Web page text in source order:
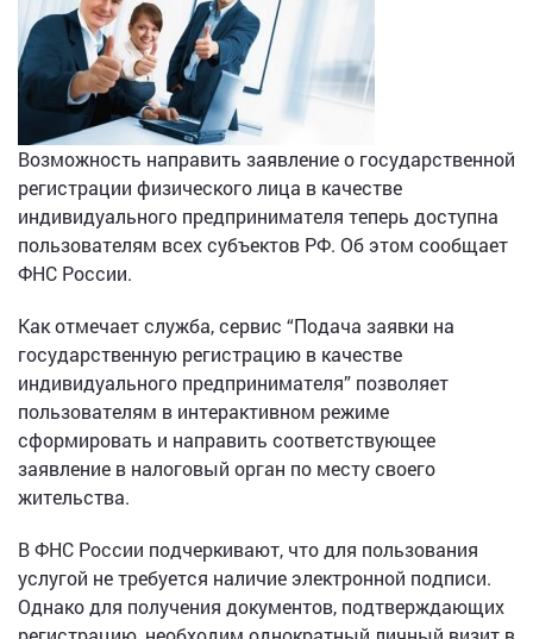
Возможность направить заявление о государственной
регистрации физического лица в качестве
индивидуального предпринимателя теперь доступна
пользователям всех субъектов РФ. Об этом сообщает
ФНС России.
Как отмечает служба, сервис “Подача заявки на
государственную регистрацию в качестве
индивидуального предпринимателя” позволяет
пользователям в интерактивном режиме
сформировать и направить соответствующее
заявление в налоговый орган по месту своего
жительства.
В ФНС России подчеркивают, что для пользования
услугой не требуется наличие электронной подписи.
Однако для получения документов, подтверждающих